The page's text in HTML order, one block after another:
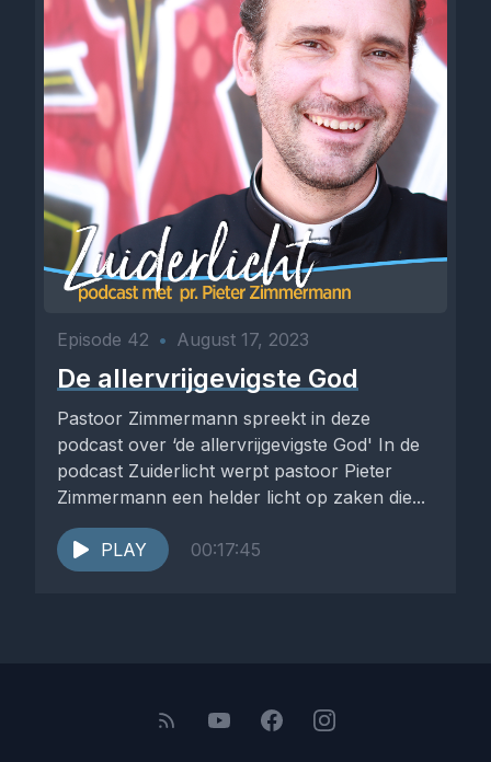
Episode 42 • August 17, 2023
De allervrijgevigste God
Pastoor Zimmermann spreekt in deze
podcast over ‘de allervrijgevigste God' In de
podcast Zuiderlicht werpt pastoor Pieter
Zimmermann een helder licht op zaken die...
PLAY 00:17:45